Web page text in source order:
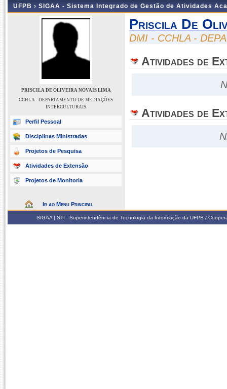
UFPB › SIGAA - Sistema Integrado de Gestão de Atividades
PRISCILA DE OLIVEIRA NOVAIS LIMA
CCHLA - DEPARTAMENTO DE MEDIAÇÕES
INTERCULTURAIS
Perfil Pessoal
Disciplinas Ministradas
Projetos de Pesquisa
Atividades de Extensão
Projetos de Monitoria
Ir ao Menu Principal
Priscila De
DMI - CCHLA -
Atividades de
Atividades de
SIGAA | STI - Superintendência de Tecnologia da Informação da UFPB /